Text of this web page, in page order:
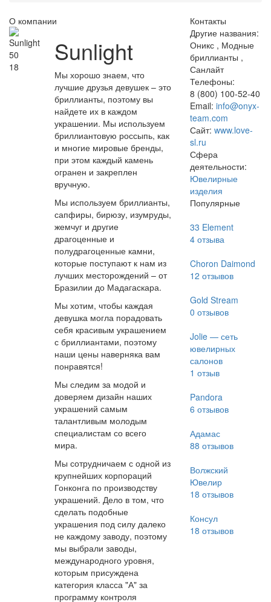
О компании
50
18
Sunlight
Мы хорошо знаем, что
лучшие друзья девушек – это
бриллианты, поэтому вы
найдете их в каждом
украшении. Мы используем
бриллиантовую россыпь, как
и многие мировые бренды,
при этом каждый камень
огранен и закреплен
вручную.
Мы используем бриллианты,
сапфиры, бирюзу, изумруды,
жемчуг и другие
драгоценные и
полудрагоценные камни,
которые поступают к нам из
лучших месторождений – от
Бразилии до Мадагаскара.
Мы хотим, чтобы каждая
девушка могла порадовать
себя красивым украшением
с бриллиантами, поэтому
наши цены наверняка вам
понравятся!
Мы следим за модой и
доверяем дизайн наших
украшений самым
талантливым молодым
специалистам со всего
мира.
Мы сотрудничаем с одной из
крупнейших корпораций
Гонконга по производству
украшений. Дело в том, что
сделать подобные
украшения под силу далеко
не каждому заводу, поэтому
мы выбрали заводы,
международного уровня,
которым присуждена
категория класса "А" за
программу контроля
Контакты
Другие названия:
Оникс , Модные
бриллианты ,
Санлайт
Телефоны:
8 (800) 100-52-40
Email: info@onyx-
team.com
Сайт: www.love-
sl.ru
Сфера
деятельности:
Ювелирные
изделия
Популярные
33 Element
4отзыва
Choron Daimond
12 отзывов
Gold Stream
0 отзывов
Jolie — сеть
ювелирных
салонов
1 отзыв
Pandora
6 отзывов
Адамас
88 отзывов
Волжский
Ювелир
18 отзывов
Консул
18 отзывов